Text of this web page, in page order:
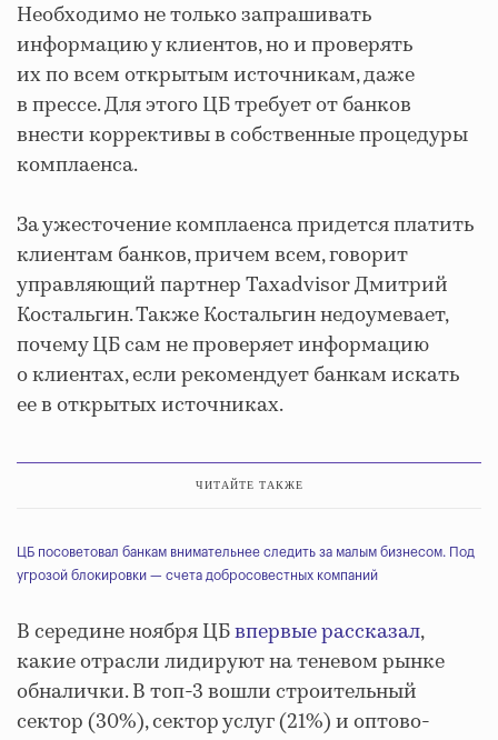
Необходимо не только запрашивать
информацию у клиентов, но и проверять
их по всем открытым источникам, даже
в прессе. Для этого ЦБ требует от банков
внести коррективы в собственные процедуры
комплаенса.
За ужесточение комплаенса придется платить
клиентам банков, причем всем, говорит
управляющий партнер Taxadvisor Дмитрий
Костальгин. Также Костальгин недоумевает,
почему ЦБ сам не проверяет информацию
о клиентах, если рекомендует банкам искать
ее в открытых источниках.
ЧИТАЙТЕ ТАКЖЕ
ЦБ посоветовал банкам внимательнее следить за малым бизнесом. Под
угрозой блокировки — счета добросовестных компаний
В середине ноября ЦБвпервые рассказал,
какие отрасли лидируют на теневом рынке
обналички. В топ-3 вошли строительный
сектор (30%), сектор услуг (21%) и оптово-